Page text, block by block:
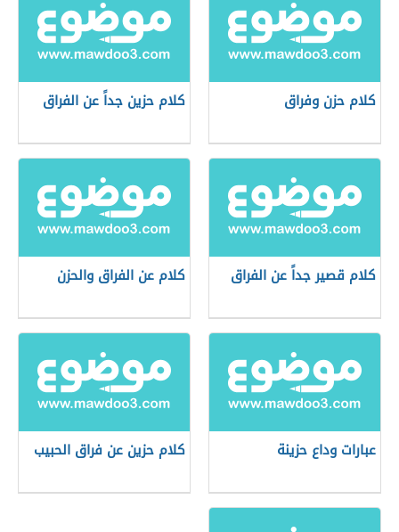
كلام حزن وفراق كلام حزين جداً عن الفراق
كلام قصير جداً عن الفراق كلام عن الفراق والحزن
عبارات وداع حزينة كلام حزين عن فراق الحبيب